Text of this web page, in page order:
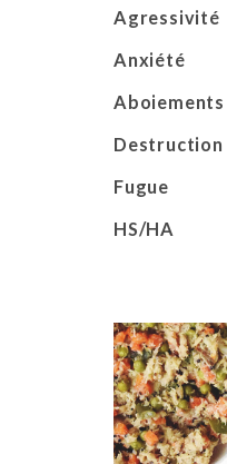
Agressivité
Anxiété
Aboiements
Destruction
Fugue
HS/HA